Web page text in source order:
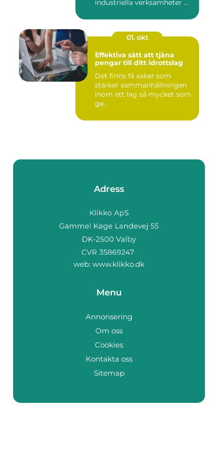
industriella verksamheter ...
01. okt
Effektiva sätt att tjäna
pengar till ditt idrottslag
Det finns få saker som
stärker sammanhållningen
inom ett lag så mycket som
ge...
Adress
web: www.klikko.dk
Menu
Annonsering
Om oss
Cookies
Kontakta oss
Sitemap